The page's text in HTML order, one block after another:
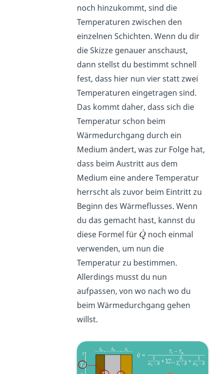
noch hinzukommt, sind die
Temperaturen zwischen den
einzelnen Schichten. Wenn du dir
die Skizze genauer anschaust,
dann stellst du bestimmt schnell
fest, dass hier nun vier statt zwei
Temperaturen eingetragen sind.
Das kommt daher, dass sich die
Temperatur schon beim
Wärmedurchgang durch ein
Medium ändert, was zur Folge hat,
dass beim Austritt aus dem
Medium eine andere Temperatur
herrscht als zuvor beim Eintritt zu
Beginn des Wärmeflusses. Wenn
du das gemacht hast, kannst du
diese Formel für
noch einmal
verwenden, um nun die
Temperatur zu bestimmen.
Allerdings musst du nun
aufpassen, von wo nach wo du
beim Wärmedurchgang gehen
willst.